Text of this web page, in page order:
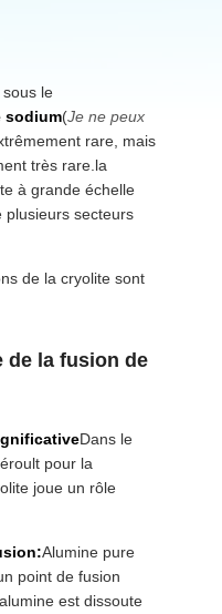
le
sodium(Je ne peux
rare, mais
très rare.la
à grande échelle
plusieurs secteurs
de la cryolite sont
de la fusion de
Dans le
pour la
joue un rôle
Alumine pure
point de fusion
est dissoute